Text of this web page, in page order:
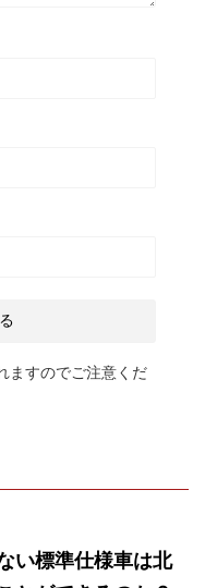
ますのでご注意くだ
い標準仕様車は北